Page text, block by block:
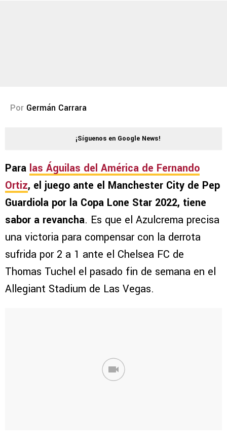
Por Germán Carrara
¡Síguenos en Google News!
Para las Águilas del América de Fernando
Ortiz, el juego ante el Manchester City de Pep
Guardiola por la Copa Lone Star 2022, tiene
sabor a revancha. Es que el Azulcrema precisa
una victoria para compensar con la derrota
sufrida por 2 a 1 ante el Chelsea FC de
Thomas Tuchel el pasado fin de semana en el
Allegiant Stadium de Las Vegas.